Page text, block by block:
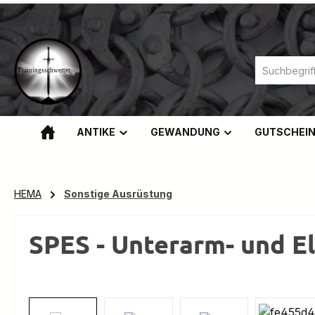
Hauptinhalt springen
Zur Suche springen
Zur Hauptnavigation springen
ANTIKE GEWANDUNG
HEMA Sonstige Ausrüstung
SPES - Unterarm- und